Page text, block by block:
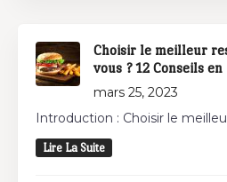
Choisir le meilleur
vous ? 12 Conseils
mars 25, 2023
Introduction : Choisir le
Lire La Suite